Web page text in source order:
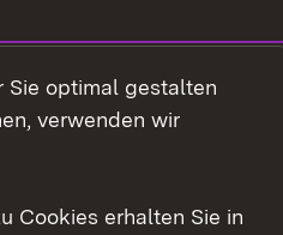
Sie optimal gestalten
verwenden wir
Cookies erhalten Sie in